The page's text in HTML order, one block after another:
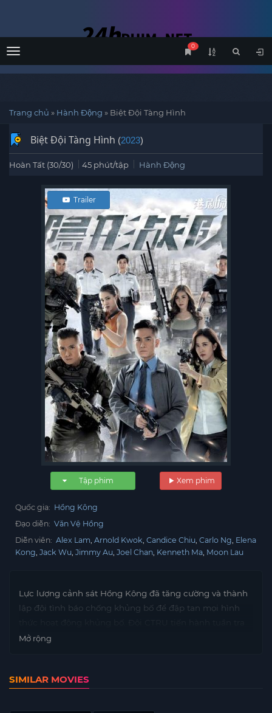
Menu
0
Trang chủ » Hành Động » Biệt Đội Tàng Hình
Biệt Đội Tàng Hình (2023)
Hoàn Tất (30/30) 45 phút/tập Hành Động
Xem phim
Trailer
Tập phim
Quốc gia: Hồng Kông
Đạo diễn: Văn Vệ Hồng
Diễn viên: Alex Lam Arnold Kwok Candice Chiu Carlo Ng Elena
Kong Jack Wu Jimmy Au Joel Chan Kenneth Ma Moon Lau
Lực lượng cảnh sát Hồng Kông đã tăng cường và thành
lập đội tình báo chống khủng bố để đập tan mọi hình
và đối phó với các cuộc tấn công, trong khi đội POTT
Mở rộng
SIMILAR MOVIES